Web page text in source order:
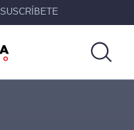
SUSCRÍBETE